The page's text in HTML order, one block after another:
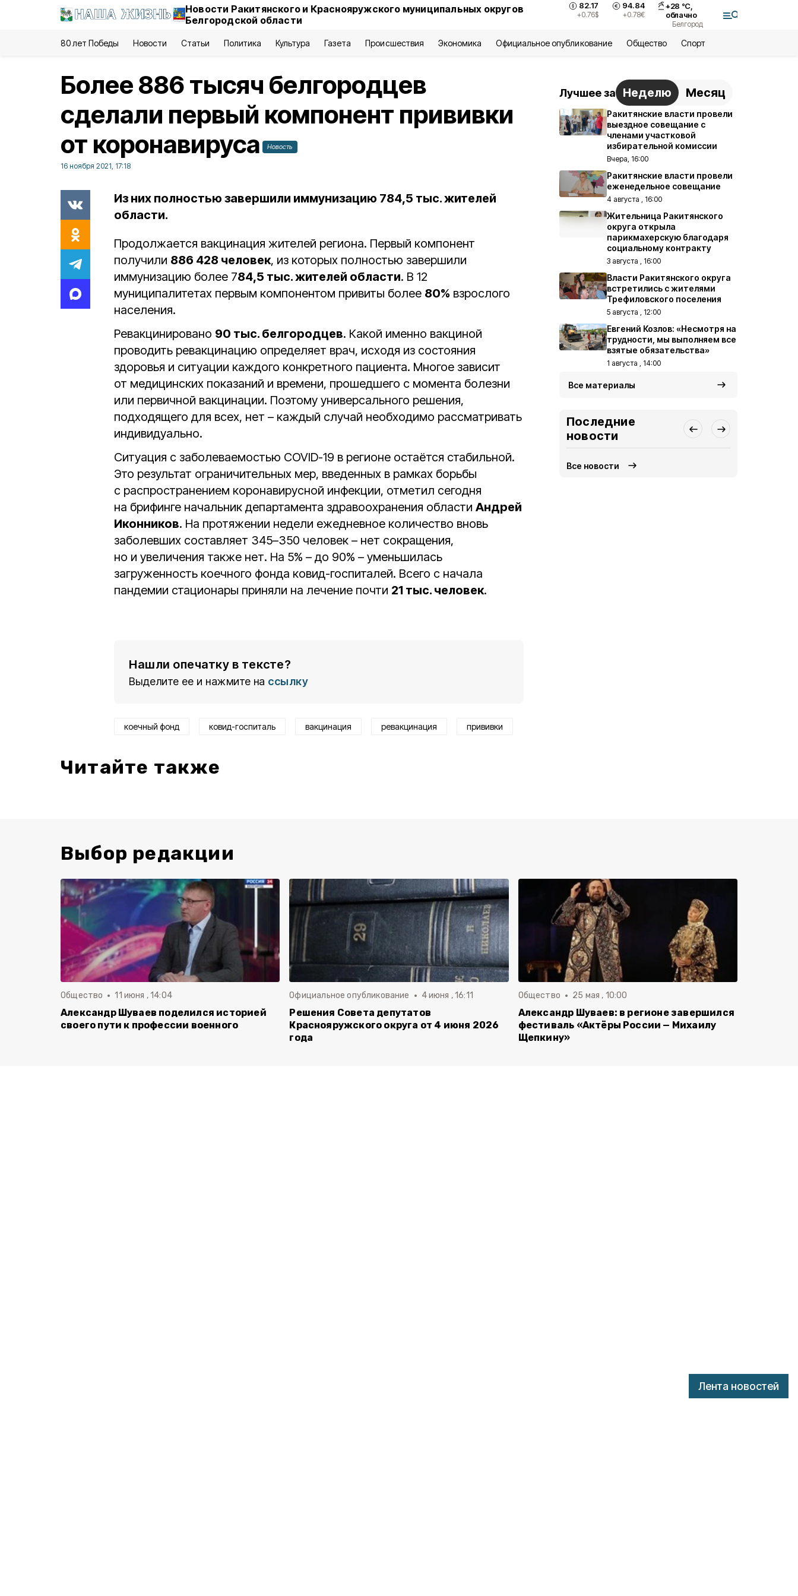
Новости Ракитянского и Краснояружского муниципальных округов
Белгородской области
82.17
+0.76$
94.84
+0.78€
+28 °С,
облачно
Белгород
80 лет Победы Новости Статьи Политика Культура Газета Происшествия Экономика Официальное опубликование Общество Спорт
Лента новостей
Более 886 тысяч белгородцев
сделали первый компонент прививки
от коронавируса
Новость
16 ноября 2021, 17:18
Из них полностью завершили иммунизацию 784,5 тыс. жителей
области.
Продолжается вакцинация жителей региона. Первый компонент
получили 886 428 человек, из которых полностью завершили
иммунизацию более 784,5 тыс. жителей области. В 12
муниципалитетах первым компонентом привиты более 80% взрослого
населения.
Ревакцинировано 90 тыс. белгородцев. Какой именно вакциной
проводить ревакцинацию определяет врач, исходя из состояния
здоровья и ситуации каждого конкретного пациента. Многое зависит
от медицинских показаний и времени, прошедшего с момента болезни
или первичной вакцинации. Поэтому универсального решения,
подходящего для всех, нет – каждый случай необходимо рассматривать
индивидуально.
Ситуация с заболеваемостью COVID-19 в регионе остаётся стабильной.
Это результат ограничительных мер, введенных в рамках борьбы
с распространением коронавирусной инфекции, отметил сегодня
на брифинге начальник департамента здравоохранения области Андрей
Иконников. На протяжении недели ежедневное количество вновь
заболевших составляет 345–350 человек – нет сокращения,
но и увеличения также нет. На 5% – до 90% – уменьшилась
загруженность коечного фонда ковид-госпиталей. Всего с начала
пандемии стационары приняли на лечение почти 21 тыс. человек.
Нашли опечатку в тексте?
Выделите ее и нажмите на ссылку
коечный фонд ковид-госпиталь вакцинация ревакцинация прививки
Читайте также
Лучшее за Неделю Месяц
Ракитянские власти провели
выездное совещание с
членами участковой
избирательной комиссии
Вчера, 16:00
Ракитянские власти провели
еженедельное совещание
4 августа , 16:00
Жительница Ракитянского
округа открыла
парикмахерскую благодаря
социальному контракту
3 августа , 16:00
Власти Ракитянского округа
встретились с жителями
Трефиловского поселения
5 августа , 12:00
Евгений Козлов: «Несмотря на
трудности, мы выполняем все
взятые обязательства»
1 августа , 14:00
Все материалы
Последние
новости
Все новости
Выбор редакции
Общество 11 июня , 14:04
Александр Шуваев поделился историей
своего пути к профессии военного
Официальное опубликование 4 июня , 16:11
Решения Совета депутатов
Краснояружского округа от 4 июня 2026
года
Общество 25 мая , 10:00
Александр Шуваев: в регионе завершился
фестиваль «Актёры России — Михаилу
Щепкину»